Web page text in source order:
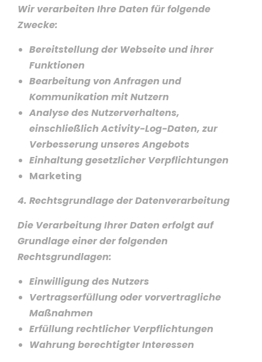
Wir verarbeiten Ihre Daten für folgende
Zwecke:
Bereitstellung der Webseite und ihrer
Funktionen
Bearbeitung von Anfragen und
Kommunikation mit Nutzern
Analyse des Nutzerverhaltens,
einschließlich Activity-Log-Daten, zur
Verbesserung unseres Angebots
Einhaltung gesetzlicher Verpflichtungen
Marketing
4. Rechtsgrundlage der Datenverarbeitung
Die Verarbeitung Ihrer Daten erfolgt auf
Grundlage einer der folgenden
Rechtsgrundlagen:
Einwilligung des Nutzers
Vertragserfüllung oder vorvertragliche
Maßnahmen
Erfüllung rechtlicher Verpflichtungen
Wahrung berechtigter Interessen